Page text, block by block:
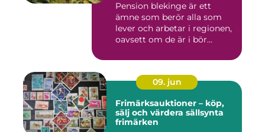
Pension blekinge är ett
ämne som berör alla som
lever och arbetar i regionen,
oavsett om de är i bör...
09. jun
Frimärksauktioner – köp,
sälj och värdera sällsynta
frimärken